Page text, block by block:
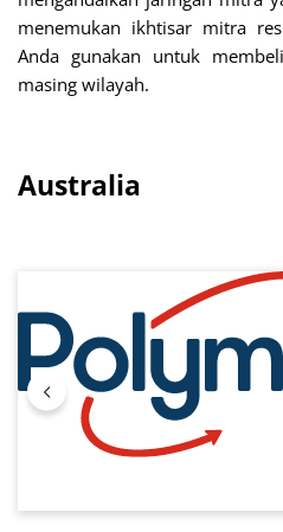
menemukan ikhtisar mitra
Anda gunakan untuk
masing wilayah.
Australia